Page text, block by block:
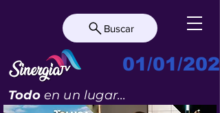
Buscar
01/01/
Todoen un lugar...